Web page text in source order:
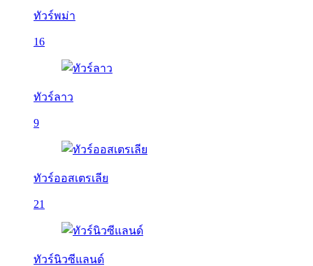
ทัวร์พม่า
16
ทัวร์ลาว
9
ทัวร์ออสเตรเลีย
21
ทัวร์นิวซีแลนด์